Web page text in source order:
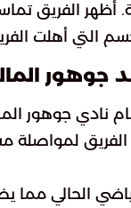
أظهر
التي أهلت
جوهور
نادي جوهور
لمواصلة
الحالي مما